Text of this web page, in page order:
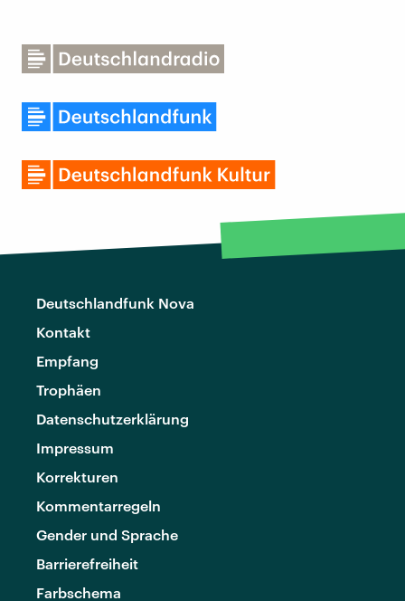
Deutschlandfunk Nova
Kontakt
Empfang
Trophäen
Datenschutzerklärung
Impressum
Korrekturen
Kommentarregeln
Gender und Sprache
Barrierefreiheit
Farbschema